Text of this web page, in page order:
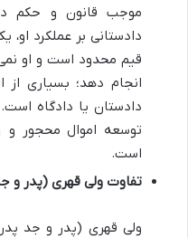
موجب قانون و حکم
دادستانی بر عملکرد
قیم محدود است و او
انجام دهد؛ بسیاری از
دادستان یا دادگاه
توسعه اموال محجور
است.
تفاوت ولی قهری (پدر و
ولی قهری (پدر و جد